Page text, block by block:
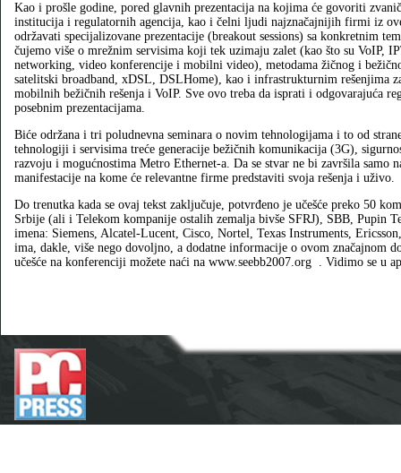
Kao i prošle godine, pored glavnih prezentacija na kojima će govoriti
institucija i regulatornih agencija, kao i čelni ljudi najznačajnijih firmi iz
održavati specijalizovane prezentacije (breakout sessions) sa konkretnim
čujemo više o mrežnim servisima koji tek uzimaju zalet (kao što su VoIP,
networking, video konferencije i mobilni video), metodama žičnog i
satelitski broadband, xDSL, DSLHome), kao i infrastrukturnim rešenjima
mobilnih bežičnih rešenja i VoIP. Sve ovo treba da isprati i odgovarajuća
posebnim prezentacijama.
Biće održana i tri poludnevna seminara o novim tehnologijama i to od
tehnologiji i servisima treće generacije bežičnih komunikacija (3G),
razvoju i mogućnostima Metro Ethernet-a. Da se stvar ne bi završila samo
manifestacije na kome će relevantne firme predstaviti svoja rešenja i uživo.
Do trenutka kada se ovaj tekst zaključuje, potvrđeno je učešće preko 50
Srbije (ali i Telekom kompanije ostalih zemalja bivše SFRJ), SBB, Pupin
imena: Siemens, Alcatel-Lucent, Cisco, Nortel, Texas Instruments,
ima, dakle, više nego dovoljno, a dodatne informacije o ovom značajnom
učešće na konferenciji možete naći na www.seebb2007.org . Vidimo se u